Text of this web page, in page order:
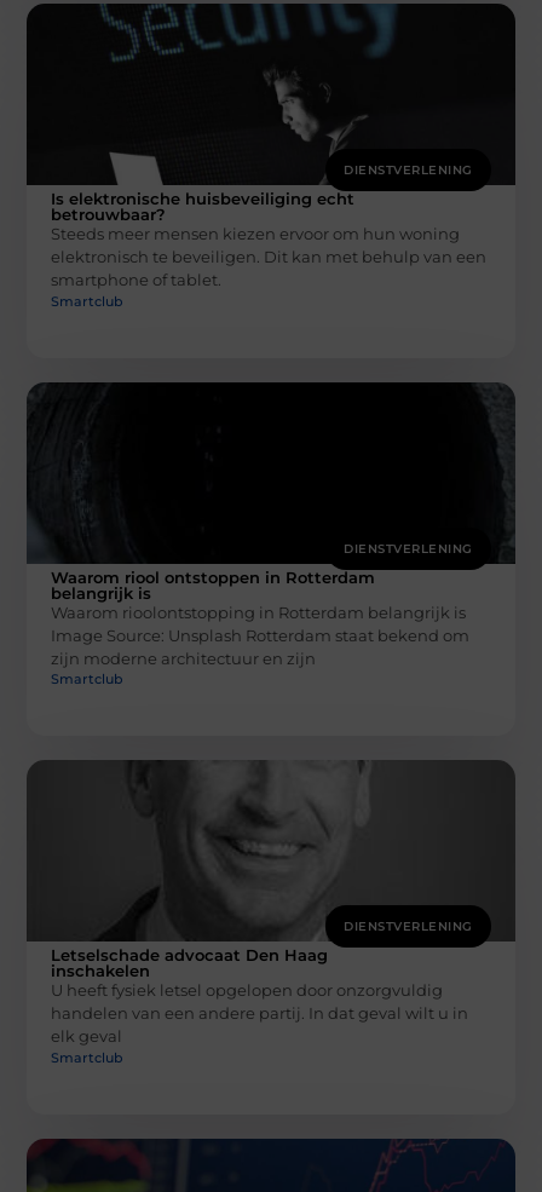
DIENSTVERLENING
Is elektronische huisbeveiliging echt
betrouwbaar?
Steeds meer mensen kiezen ervoor om hun woning
elektronisch te beveiligen. Dit kan met behulp van een
smartphone of tablet.
Smartclub
DIENSTVERLENING
Waarom riool ontstoppen in Rotterdam
belangrijk is
Waarom rioolontstopping in Rotterdam belangrijk is ‍
Image Source: Unsplash‍ Rotterdam staat bekend om
zijn moderne architectuur en zijn
Smartclub
DIENSTVERLENING
Letselschade advocaat Den Haag
inschakelen
U heeft fysiek letsel opgelopen door onzorgvuldig
handelen van een andere partij. In dat geval wilt u in
elk geval
Smartclub